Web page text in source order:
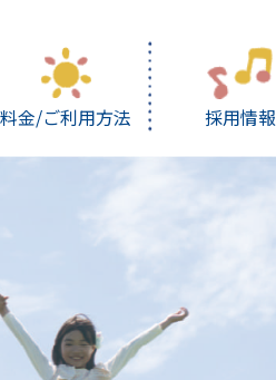
料金/ご利用方法 採用情報